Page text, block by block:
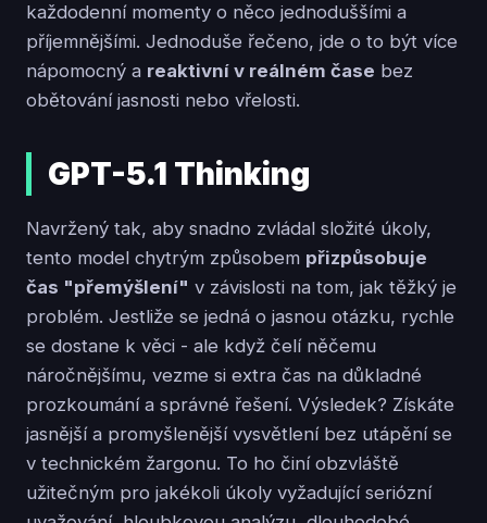
každodenní momenty o něco jednoduššími a
příjemnějšími. Jednoduše řečeno, jde o to být více
nápomocný a reaktivní v reálném čase bez
obětování jasnosti nebo vřelosti.
GPT-5.1 Thinking
Navržený tak, aby snadno zvládal složité úkoly,
tento model chytrým způsobem přizpůsobuje
čas "přemýšlení" v závislosti na tom, jak těžký je
problém. Jestliže se jedná o jasnou otázku, rychle
se dostane k věci - ale když čelí něčemu
náročnějšímu, vezme si extra čas na důkladné
prozkoumání a správné řešení. Výsledek? Získáte
jasnější a promyšlenější vysvětlení bez utápění se
v technickém žargonu. To ho činí obzvláště
užitečným pro jakékoli úkoly vyžadující seriózní